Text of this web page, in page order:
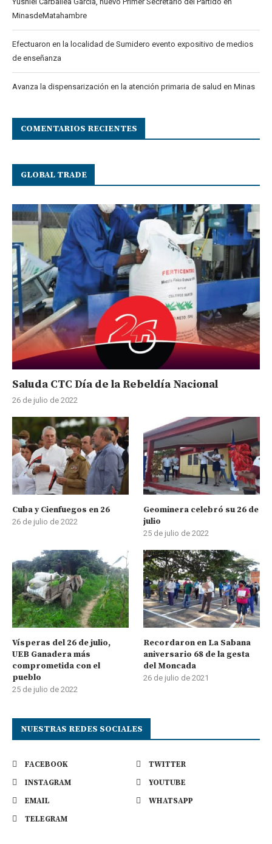
MinasdeMatahambre
Efectuaron en la localidad de Sumidero evento expositivo de medios
de enseñanza
Avanza la dispensarización en la atención primaria de salud en Minas
COMENTARIOS RECIENTES
GLOBAL TRADE
Saluda CTC Día de la Rebeldía Nacional
26 de julio de 2022
Cuba y Cienfuegos en 26
26 de julio de 2022
Geominera celebró su 26 de
julio
25 de julio de 2022
Vísperas del 26 de julio,
UEB Ganadera más
comprometida con el
pueblo
25 de julio de 2022
Recordaron en La Sabana
aniversario 68 de la gesta
del Moncada
26 de julio de 2021
NUESTRAS REDES SOCIALES
FACEBOOK
TWITTER
INSTAGRAM
YOUTUBE
EMAIL
WHATSAPP
TELEGRAM